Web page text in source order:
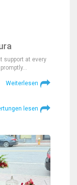
support at every
Weiterlesen
lesen